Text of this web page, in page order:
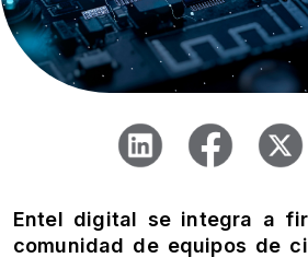
Entel digital se integra a
comunidad de equipos de